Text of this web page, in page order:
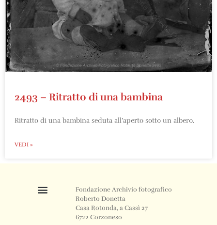
2493 – Ritratto di una bambina
Ritratto di una bambina seduta all’aperto sotto un albero.
VEDI »
Fondazione Archivio fotografico
Roberto Donetta
Casa Rotonda, a Cassì 27
6722 Corzoneso